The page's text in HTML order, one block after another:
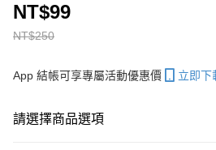
NT$250
NT$99
App 結帳可享專屬活動優惠價 立即下
請選擇商品選項